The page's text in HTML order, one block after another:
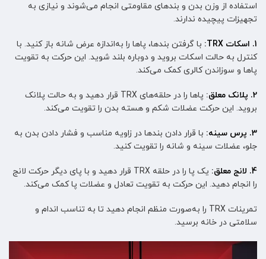
استفاده از وزن بدن و بندهای مقاومتی انجام می‌شوند و نیازی به
تجهیزات پیچیده ندارند.
1. اسکات TRX:
با گرفتن بندها، پاها را به‌اندازه عرض شانه باز کنید. با
کنترل به حالت اسکات بروید و دوباره بلند شوید. این حرکت به تقویت
پاها و سوزاندن کالری کمک می‌کند.
2. پلانک معلق :
پاها را در حلقه‌های TRX قرار دهید و به حالت پلانک
بروید. این حرکت عضلات شکم و هسته بدن را تقویت می‌کند.
3. پرس سینه:
با قرار دادن بندها در زاویه مناسب و فشار دادن بدن به
جلو، عضلات سینه و شانه را تقویت کنید.
4. لانج معلق:
یک پا را در حلقه TRX قرار دهید و با پای دیگر حرکت لانج
را انجام دهید. این حرکت به تقویت تعادل و عضلات پا کمک می‌کند.
تمرینات TRX را به‌صورت منظم انجام دهید تا به تناسب اندام و
سلامتی در خانه برسید.